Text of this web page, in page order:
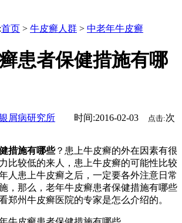
首页 > 牛皮癣人群 > 中老年牛皮癣
患者保健措施有哪
屑病研究所 时间:2016-02-03 点击:次
措施有哪些？患上牛皮癣的外在因素有很
比较低的来人，患上牛皮癣的可能性比较
人患上牛皮癣之后，一定要各外注意日常
，那么，老年牛皮癣患者保健措施有哪些
郑州牛皮癣医院的专家是怎么介绍的。